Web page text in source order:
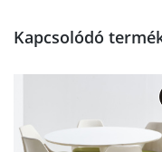
Kapcsolódó